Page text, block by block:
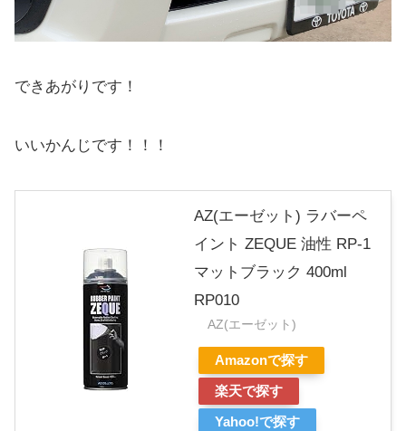
できあがりです！
いいかんじです！！！
AZ(エーゼット) ラバーペ
イント ZEQUE 油性 RP-1
マットブラック 400ml
RP010
AZ(エーゼット)
Amazonで探す
楽天で探す
Yahoo!で探す